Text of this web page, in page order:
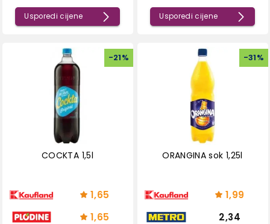
Usporedi cijene Usporedi cijene
-21%
COCKTA 1,5l
1,65
1,65
-31%
ORANGINA sok 1,25l
1,99
2,34